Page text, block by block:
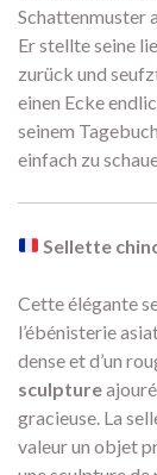
Schattenmuster
Er stellte seine
zurück und
einen Ecke
seinem
einfach zu
Sellette
Cette élégante
l’ébénisterie
dense et d’un
sculpture
gracieuse. La
valeur un objet